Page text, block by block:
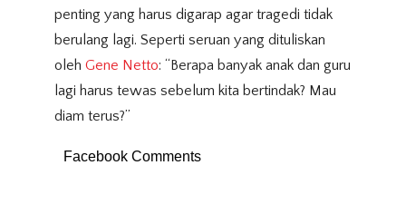
penting yang harus digarap agar tragedi tidak
berulang lagi. Seperti seruan yang dituliskan
oleh Gene Netto: “Berapa banyak anak dan guru
lagi harus tewas sebelum kita bertindak? Mau
diam terus?”
Facebook Comments